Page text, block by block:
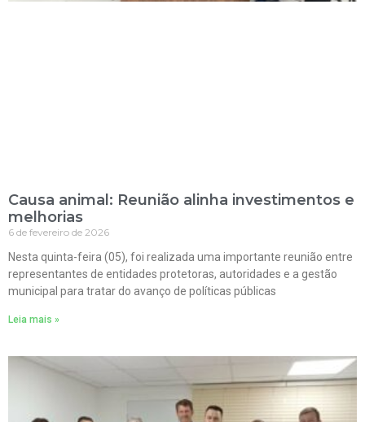
Causa animal: Reunião alinha investimentos e
melhorias
6 de fevereiro de 2026
Nesta quinta-feira (05), foi realizada uma importante reunião entre
representantes de entidades protetoras, autoridades e a gestão
municipal para tratar do avanço de políticas públicas
Leia mais »